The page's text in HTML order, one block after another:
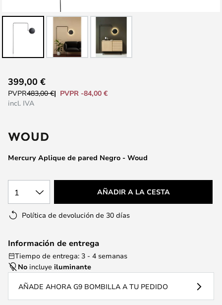
al
comienzo
galería
imágenes
Mercury Aplique de pared Negro - Woud
399,00 €
PVPR483,00 €
PVPR -84,00 €
incl. IVA
1 AÑADIR A LA CESTA
Política de devolución de 30 días
Información de entrega
Tiempo de entrega: 3 - 4 semanas
No incluye iluminante
AÑADE AHORA G9 BOMBILLA A TU PEDIDO